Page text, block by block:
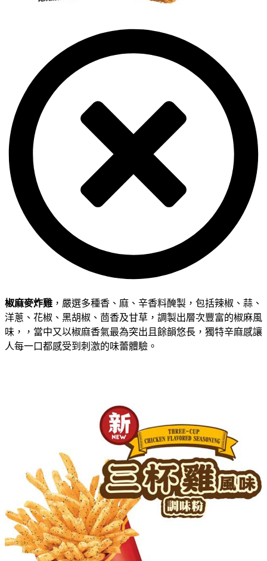
椒麻麥炸雞 ，嚴選多種香、麻、辛香料醃製， 包括辣椒、蒜、
洋蔥、花椒、黑胡椒、茴香及甘草 ， 調製出層次豐富的椒麻風
味，，當中又以椒麻香氣最為突出且餘韻悠長，獨特辛麻感讓
人每一口都感受到刺激的味蕾體驗。